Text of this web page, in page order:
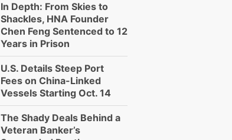
In Depth: From Skies to
Shackles, HNA Founder
Chen Feng Sentenced to 12
Years in Prison
U.S. Details Steep Port
Fees on China-Linked
Vessels Starting Oct. 14
The Shady Deals Behind a
Veteran Banker’s